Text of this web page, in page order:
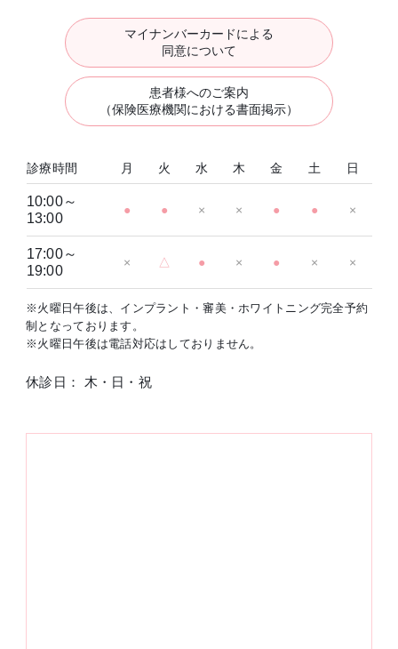
マイナンバーカードによる
同意について
患者様へのご案内
（保険医療機関における書面掲示）
診療時間 月 火 水 木 金 土 日
10:00～
13:00
● ● × × ● ● ×
17:00～
19:00
× △ ● × ● × ×
※火曜日午後は、インプラント・審美・ホワイトニング完全予約
制となっております。
※火曜日午後は電話対応はしておりません。
休診日： 木・日・祝